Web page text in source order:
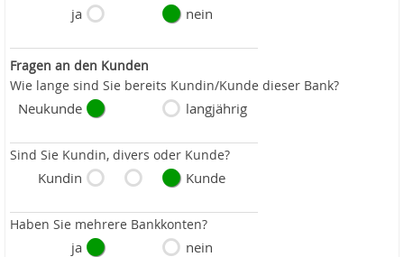
ja nein
Fragen an den Kunden
Wie lange sind Sie bereits Kundin/Kunde dieser Bank?
Neukunde langjährig
Sind Sie Kundin, divers oder Kunde?
Kundin Kunde
Haben Sie mehrere Bankkonten?
ja nein